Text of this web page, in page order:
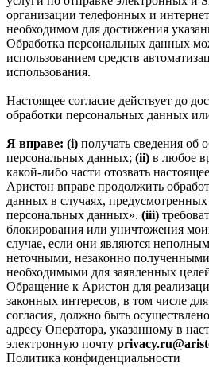
организации телефонных и
необходимом для достижения
Обработка персональных данных
использованием средств
использования.
Настоящее согласие действует до
обработки персональных данных
Я вправе: (i) получать сведения об
персональных данных; (ii) в любое
какой-либо части отозвать
Аристон вправе продолжить
данных в случаях,
персональных данных». (iii)
блокирования или уничтожения
случае, если они являются
неточными, незаконно
необходимыми для заявленных
Обращение к Аристон для
законных интересов, в том числе
согласия, должно быть
адресу Оператора, указанному в
электронную почту
Политика конфиденциальности